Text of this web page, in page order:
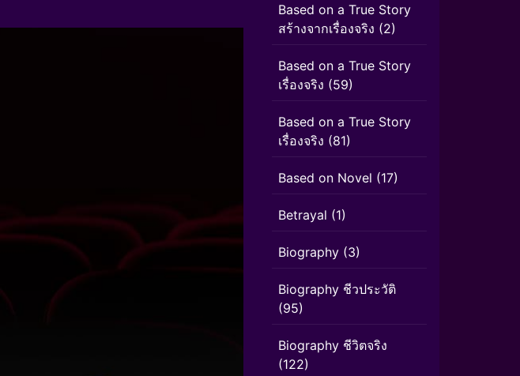
Based on a True Story
สร้างจากเรื่องจริง (2)
Based on a True Story
เรื่องจริง (59)
Based on a True Story
เรื่องจริง (81)
Based on Novel (17)
Betrayal (1)
Biography (3)
Biography ชีวประวัติ
(95)
Biography ชีวิตจริง
(122)